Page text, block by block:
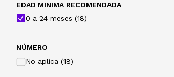
EDAD MINIMA RECOMENDADA
0 a 24 meses (18)
NÚMERO
No aplica (18)